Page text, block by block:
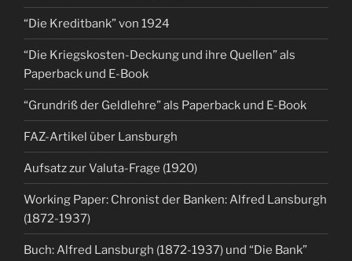
“Die Kreditbank” von 1924
“Die Kriegskosten-Deckung und ihre Quellen” als
Paperback und E-Book
“Grundriß der Geldlehre” als Paperback und E-Book
FAZ-Artikel über Lansburgh
Aufsatz zur Valuta-Frage (1920)
Working Paper: Chronist der Banken: Alfred Lansburgh
(1872-1937)
Buch: Alfred Lansburgh (1872-1937) und “Die Bank”